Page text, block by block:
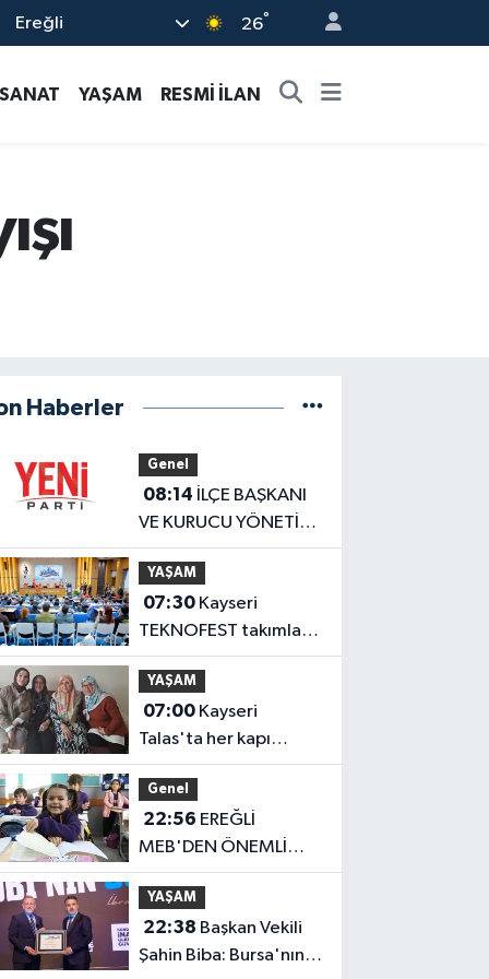
Ereğli 26°
YAŞAM RESMİ İLAN
Haberler
Genel
08:14
VE KURUCU YÖNETİM
KURULU ÜYELERİ BELLİ
OLDU
YAŞAM
07:30
TEKNOFEST takımları
Başkan Büyükkılıç'la
buluştu
YAŞAM
07:00
Talas'ta her kapı
çalınıyor
Genel
22:56
MEB'DEN ÖNEMLİ
AÇIKLAMA
YAŞAM
22:38
Şahin Biba: Bursa'nın